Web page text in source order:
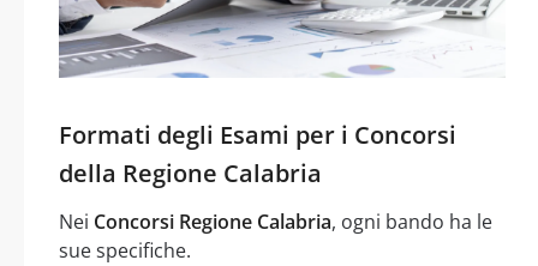
Formati degli Esami per i Concorsi
della Regione Calabria
Nei Concorsi Regione Calabria, ogni bando ha le
sue specifiche.